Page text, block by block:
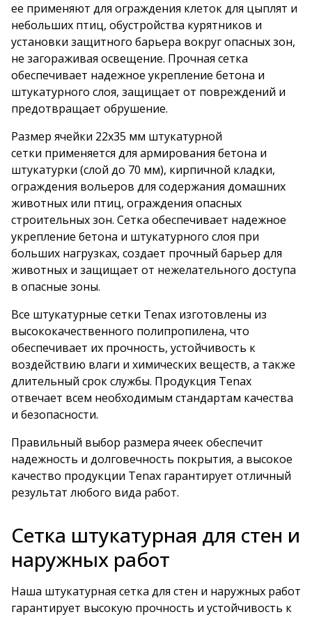
ее применяют для ограждения клеток для цыплят и
небольших птиц, обустройства курятников и
установки защитного барьера вокруг опасных зон,
не загораживая освещение. Прочная сетка
обеспечивает надежное укрепление бетона и
штукатурного слоя, защищает от повреждений и
предотвращает обрушение.
Размер ячейки 22х35 мм штукатурной
сетки применяется для армирования бетона и
штукатурки (слой до 70 мм), кирпичной кладки,
ограждения вольеров для содержания домашних
животных или птиц, ограждения опасных
строительных зон. Сетка обеспечивает надежное
укрепление бетона и штукатурного слоя при
больших нагрузках, создает прочный барьер для
животных и защищает от нежелательного доступа
в опасные зоны.
Все штукатурные сетки Tenax изготовлены из
высококачественного полипропилена, что
обеспечивает их прочность, устойчивость к
воздействию влаги и химических веществ, а также
длительный срок службы. Продукция Tenax
отвечает всем необходимым стандартам качества
и безопасности.
Правильный выбор размера ячеек обеспечит
надежность и долговечность покрытия, а высокое
качество продукции Tenax гарантирует отличный
результат любого вида работ.
Сетка штукатурная для стен и
наружных работ
Наша штукатурная сетка для стен и наружных работ
гарантирует высокую прочность и устойчивость к